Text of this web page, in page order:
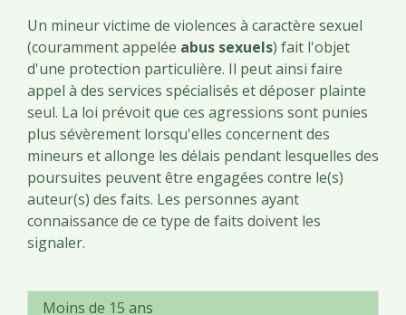
Un mineur victime de violences à caractère sexuel
(couramment appelée abus sexuels) fait l'objet
d'une protection particulière. Il peut ainsi faire
appel à des services spécialisés et déposer plainte
seul. La loi prévoit que ces agressions sont punies
plus sévèrement lorsqu'elles concernent des
mineurs et allonge les délais pendant lesquelles des
poursuites peuvent être engagées contre le(s)
auteur(s) des faits. Les personnes ayant
connaissance de ce type de faits doivent les
signaler.
Moins de 15 ans